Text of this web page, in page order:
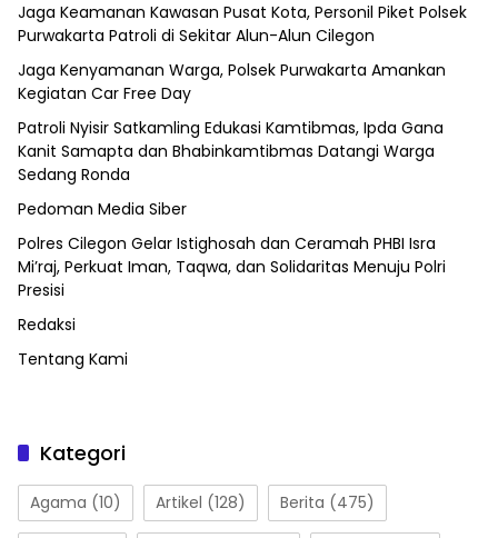
Jaga Keamanan Kawasan Pusat Kota, Personil Piket Polsek
Purwakarta Patroli di Sekitar Alun-Alun Cilegon
Jaga Kenyamanan Warga, Polsek Purwakarta Amankan
Kegiatan Car Free Day
Patroli Nyisir Satkamling Edukasi Kamtibmas, Ipda Gana
Kanit Samapta dan Bhabinkamtibmas Datangi Warga
Sedang Ronda
Pedoman Media Siber
Polres Cilegon Gelar Istighosah dan Ceramah PHBI Isra
Mi’raj, Perkuat Iman, Taqwa, dan Solidaritas Menuju Polri
Presisi
Redaksi
Tentang Kami
Kategori
Agama (10) Artikel (128) Berita (475)